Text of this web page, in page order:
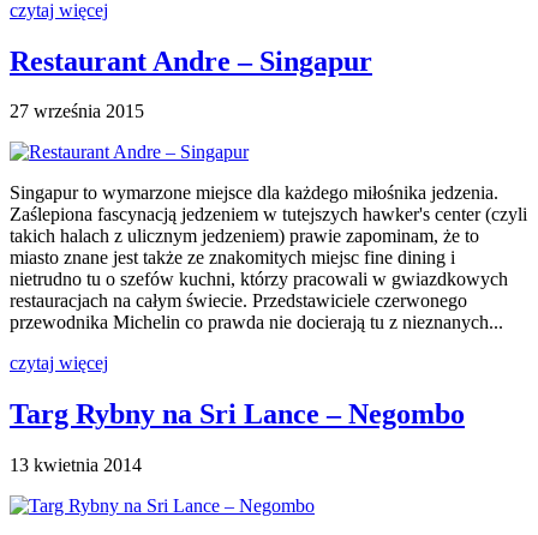
czytaj więcej
Restaurant Andre – Singapur
27 września 2015
Singapur to wymarzone miejsce dla każdego miłośnika jedzenia.
Zaślepiona fascynacją jedzeniem w tutejszych hawker's center (czyli
takich halach z ulicznym jedzeniem) prawie zapominam, że to
miasto znane jest także ze znakomitych miejsc fine dining i
nietrudno tu o szefów kuchni, którzy pracowali w gwiazdkowych
restauracjach na całym świecie. Przedstawiciele czerwonego
przewodnika Michelin co prawda nie docierają tu z nieznanych...
czytaj więcej
Targ Rybny na Sri Lance – Negombo
13 kwietnia 2014